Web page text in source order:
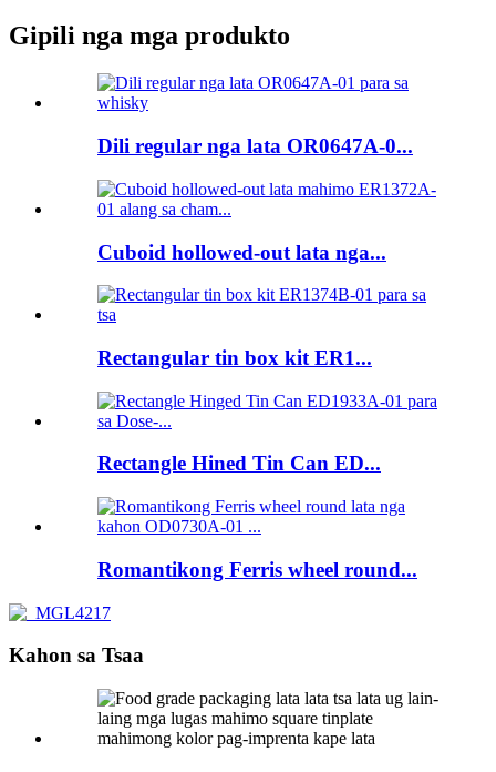
Gipili nga mga produkto
Dili regular nga lata OR0647A-0...
Cuboid hollowed-out lata nga...
Rectangular tin box kit ER1...
Rectangle Hined Tin Can ED...
Romantikong Ferris wheel round...
Kahon sa Tsaa